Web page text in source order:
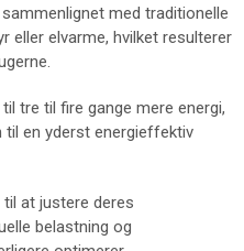
med traditionelle
eller elvarme, hvilket resulterer
tre til fire gange mere energi,
til en yderst energieffektiv
at justere deres
belastning og